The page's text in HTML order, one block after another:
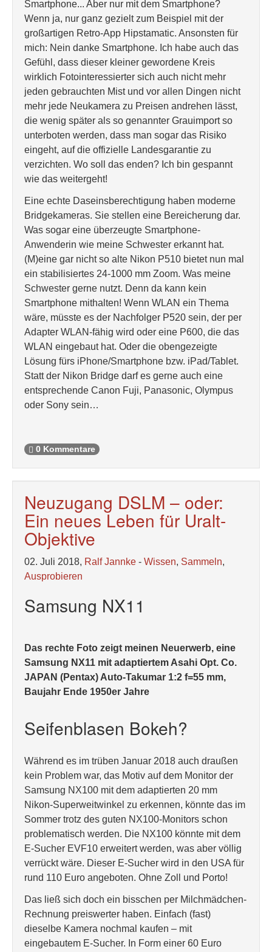
Smartphone... Aber nur mit dem Smartphone?
Wenn ja, nur ganz gezielt zum Beispiel mit der
großartigen Retro-App Hipstamatic. Ansonsten für
mich: Nein danke Smartphone. Ich habe auch das
Gefühl, dass dieser kleiner gewordene Kreis
wirklich Fotointeressierter sich auch nicht mehr
jeden gebrauchten Mist und vor allen Dingen nicht
mehr jede Neukamera zu Preisen andrehen lässt,
die wenig später als so genannter Grauimport so
unterboten werden, dass man sogar das Risiko
eingeht, auf die offizielle Landesgarantie zu
verzichten. Wo soll das enden? Ich bin gespannt
wie das weitergeht!
Eine echte Daseinsberechtigung haben moderne
Bridgekameras. Sie stellen eine Bereicherung dar.
Was sogar eine überzeugte Smartphone-
Anwenderin wie meine Schwester erkannt hat.
(M)eine gar nicht so alte Nikon P510 bietet nun mal
ein stabilisiertes 24-1000 mm Zoom. Was meine
Schwester gerne nutzt. Denn da kann kein
Smartphone mithalten! Wenn WLAN ein Thema
wäre, müsste es der Nachfolger P520 sein, der per
Adapter WLAN-fähig wird oder eine P600, die das
WLAN eingebaut hat. Oder die obengezeigte
Lösung fürs iPhone/Smartphone bzw. iPad/Tablet.
Statt der Nikon Bridge darf es gerne auch eine
entsprechende Canon Fuji, Panasonic, Olympus
oder Sony sein…
0 Kommentare
Neuzugang DSLM – oder:
Ein neues Leben für Uralt-
Objektive
02. Juli 2018, Ralf Jannke - Wissen, Sammeln,
Ausprobieren
Samsung NX11
Das rechte Foto zeigt meinen Neuerwerb, eine
Samsung NX11 mit adaptiertem Asahi Opt. Co.
JAPAN (Pentax) Auto-Takumar 1:2 f=55 mm,
Baujahr Ende 1950er Jahre
Seifenblasen Bokeh?
Während es im trüben Januar 2018 auch draußen
kein Problem war, das Motiv auf dem Monitor der
Samsung NX100 mit dem adaptierten 20 mm
Nikon-Superweitwinkel zu erkennen, könnte das im
Sommer trotz des guten NX100-Monitors schon
problematisch werden. Die NX100 könnte mit dem
E-Sucher EVF10 erweitert werden, was aber völlig
verrückt wäre. Dieser E-Sucher wird in den USA für
rund 110 Euro angeboten. Ohne Zoll und Porto!
Das ließ sich doch ein bisschen per Milchmädchen-
Rechnung preiswerter haben. Einfach (fast)
dieselbe Kamera nochmal kaufen – mit
eingebautem E-Sucher. In Form einer 60 Euro